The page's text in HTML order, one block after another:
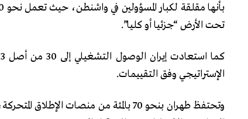
تحت الأرض “جزئيا أو كليا”.
الإستراتيجي وفق التقييمات.